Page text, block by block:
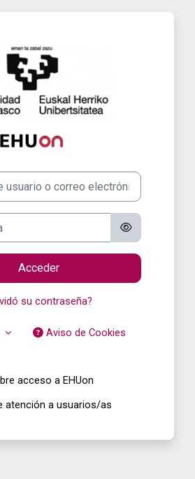
Entrar a EHUon
o correo electrónico
Acceder
su contraseña?
Aviso de Cookies
acceso a EHUon
atención a usuarios/as